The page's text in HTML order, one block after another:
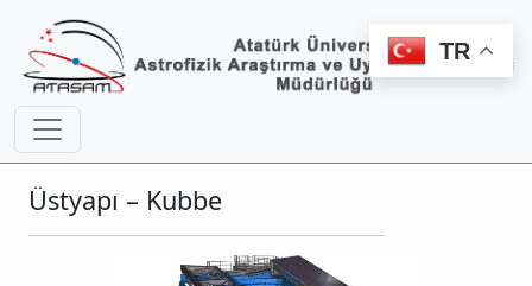
Üstyapı – Kubbe
TR